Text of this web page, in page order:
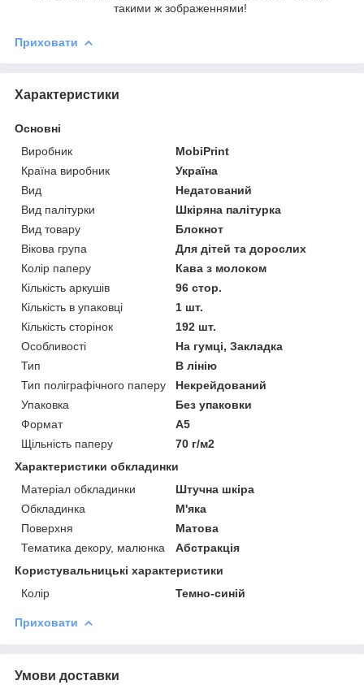
такими ж зображеннями!
Приховати
Характеристики
Основні
Виробник
MobiPrint
Країна виробник
Україна
Вид
Недатований
Вид палітурки
Шкіряна палітурка
Вид товару
Блокнот
Вікова група
Для дітей та дорослих
Колір паперу
Кава з молоком
Кількість аркушів
96 стор.
Кількість в упаковці
1 шт.
Кількість сторінок
192 шт.
Особливості
На гумці, Закладка
Тип
В лінію
Тип поліграфічного паперу
Некрейдований
Упаковка
Без упаковки
Формат
A5
Щільність паперу
70 г/м2
Характеристики обкладинки
Матеріал обкладинки
Штучна шкіра
Обкладинка
М'яка
Поверхня
Матова
Тематика декору, малюнка
Абстракція
Користувальницькі характеристики
Колір
Темно-синій
Приховати
Умови доставки